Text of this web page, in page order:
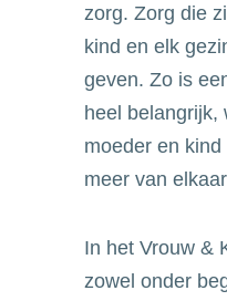
zorg. Zorg die
kind en elk
geven. Zo is
heel belangrijk,
moeder en
meer van
In het Vrouw &
zowel onder